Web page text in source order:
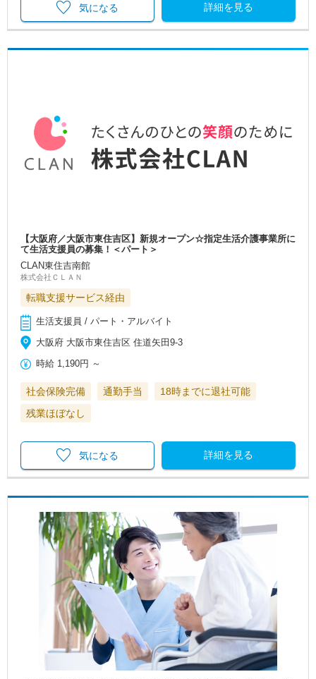
詳細を見る
気になる
【大阪府／大阪市東住吉区】新規オープン☆指定生活介護事業所に
て生活支援員の募集！＜パート＞
CLAN東住吉南館
株式会社ＣＬＡＮ
転職支援サービス経由
生活支援員 / パート・アルバイト
大阪府 大阪市東住吉区 住道矢田9-3
時給 1,190円 ～
社会保険完備 通勤手当
18時までに退社可能
残業ほぼなし
詳細を見る
気になる